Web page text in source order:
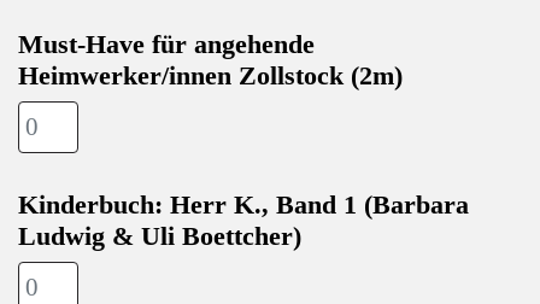
Must-Have für angehende
Heimwerker/innen Zollstock (2m)
Kinderbuch: Herr K., Band 1 (Barbara
Ludwig & Uli Boettcher)